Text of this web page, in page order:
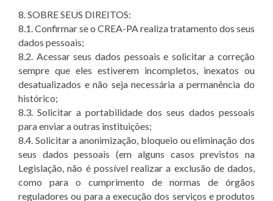
8. SOBRE SEUS DIREITOS:
8.1. Confirmar se o CREA-PA realiza tratamento dos seus
dados pessoais;
8.2. Acessar seus dados pessoais e solicitar a correção
sempre que eles estiverem incompletos, inexatos ou
desatualizados e não seja necessária a permanência do
histórico;
8.3. Solicitar a portabilidade dos seus dados pessoais
para enviar a outras instituições;
8.4. Solicitar a anonimização, bloqueio ou eliminação dos
seus dados pessoais (em alguns casos previstos na
Legislação, não é possível realizar a exclusão de dados,
como para o cumprimento de normas de órgãos
reguladores ou para a execução dos serviços e produtos